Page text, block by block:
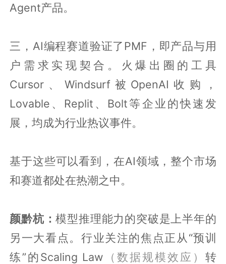
Agent产品。
三，AI编程赛道验证了PMF，即产品与用
户需求实现契合。火爆出圈的工具
Cursor、Windsurf被OpenAI收购，
Lovable、Replit、Bolt等企业的快速发
展，均成为行业热议事件。
基于这些可以看到，在AI领域，整个市场
和赛道都处在热潮之中。
颜黔杭：模型推理能力的突破是上半年的
另一大看点。行业关注的焦点正从“预训
练”的Scaling Law （数据规模效应） 转